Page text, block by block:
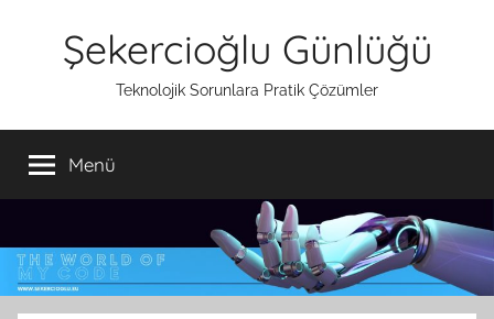
Şekercioğlu Günlüğü
Teknolojik Sorunlara Pratik Çözümler
Menü